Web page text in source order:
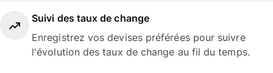
Suivi des taux de change
Enregistrez vos devises préférées pour suivre
l'évolution des taux de change au fil du temps.